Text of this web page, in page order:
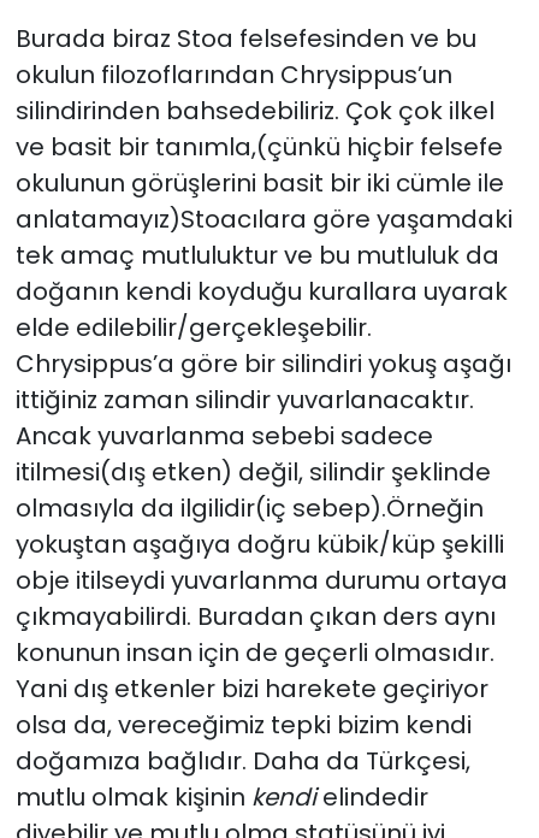
Burada biraz Stoa felsefesinden ve bu
okulun filozoflarından Chrysippus’un
silindirinden bahsedebiliriz. Çok çok ilkel
ve basit bir tanımla,(çünkü hiçbir felsefe
okulunun görüşlerini basit bir iki cümle ile
anlatamayız)Stoacılara göre yaşamdaki
tek amaç mutluluktur ve bu mutluluk da
doğanın kendi koyduğu kurallara uyarak
elde edilebilir/gerçekleşebilir.
Chrysippus’a göre bir silindiri yokuş aşağı
ittiğiniz zaman silindir yuvarlanacaktır.
Ancak yuvarlanma sebebi sadece
itilmesi(dış etken) değil, silindir şeklinde
olmasıyla da ilgilidir(iç sebep).Örneğin
yokuştan aşağıya doğru kübik/küp şekilli
obje itilseydi yuvarlanma durumu ortaya
çıkmayabilirdi. Buradan çıkan ders aynı
konunun insan için de geçerli olmasıdır.
Yani dış etkenler bizi harekete geçiriyor
olsa da, vereceğimiz tepki bizim kendi
doğamıza bağlıdır. Daha da Türkçesi,
mutlu olmak kişinin kendielindedir